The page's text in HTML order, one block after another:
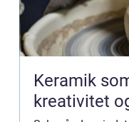
Keramik
kreativitet